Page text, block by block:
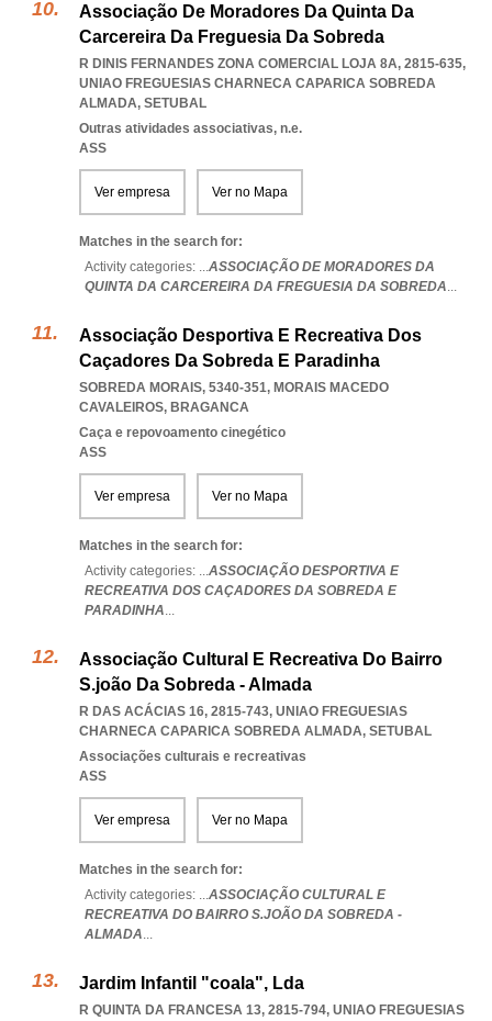
Associação De Moradores Da Quinta Da
Carcereira Da Freguesia Da Sobreda
R DINIS FERNANDES ZONA COMERCIAL LOJA 8A, 2815-635,
UNIAO FREGUESIAS CHARNECA CAPARICA SOBREDA
ALMADA, SETUBAL
Outras atividades associativas, n.e.
ASS
Ver empresa Ver no Mapa
Matches in the search for:
Activity categories: ...ASSOCIAÇÃO DE MORADORES DA
QUINTA DA CARCEREIRA DA FREGUESIA DA SOBREDA...
Associação Desportiva E Recreativa Dos
Caçadores Da Sobreda E Paradinha
SOBREDA MORAIS, 5340-351, MORAIS MACEDO
CAVALEIROS, BRAGANCA
Caça e repovoamento cinegético
ASS
Ver empresa Ver no Mapa
Matches in the search for:
Activity categories: ...ASSOCIAÇÃO DESPORTIVA E
RECREATIVA DOS CAÇADORES DA SOBREDA E
PARADINHA...
Associação Cultural E Recreativa Do Bairro
S.joão Da Sobreda - Almada
R DAS ACÁCIAS 16, 2815-743, UNIAO FREGUESIAS
CHARNECA CAPARICA SOBREDA ALMADA, SETUBAL
Associações culturais e recreativas
ASS
Ver empresa Ver no Mapa
Matches in the search for:
Activity categories: ...ASSOCIAÇÃO CULTURAL E
RECREATIVA DO BAIRRO S.JOÃO DA SOBREDA -
ALMADA...
Jardim Infantil "coala", Lda
R QUINTA DA FRANCESA 13, 2815-794, UNIAO FREGUESIAS